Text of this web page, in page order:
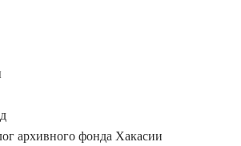
архивного фонда Хакасии